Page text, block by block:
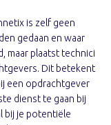
is zelf geen
gedaan en waar
maar plaatst technici
Dit betekent
een opdrachtgever
dienst te gaan bij
bij je potentiële